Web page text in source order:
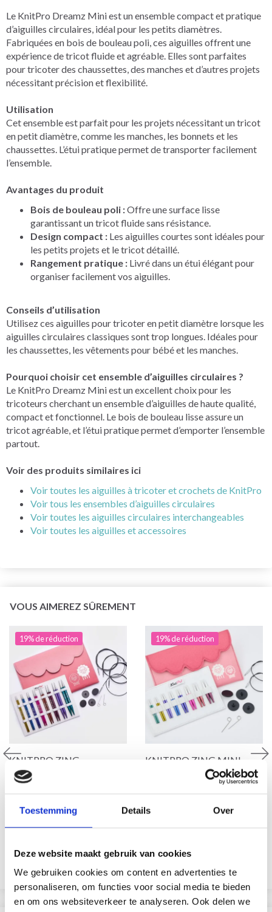
Toestemming Details Over
Deze website maakt gebruik van cookies
We gebruiken cookies om content en advertenties te
personaliseren, om functies voor social media te bieden
en om ons websiteverkeer te analyseren. Ook delen we
Le KnitPro Dreamz Mini est un ensemble compact et pratique
d’aiguilles circulaires, idéal pour les petits diamètres.
Fabriquées en bois de bouleau poli, ces aiguilles offrent une
expérience de tricot fluide et agréable. Elles sont parfaites
pour tricoter des chaussettes, des manches et d’autres projets
nécessitant précision et flexibilité.
Utilisation
Cet ensemble est parfait pour les projets nécessitant un tricot
en petit diamètre, comme les manches, les bonnets et les
chaussettes. L’étui pratique permet de transporter facilement
l’ensemble.
Avantages du produit
Bois de bouleau poli :Offre une surface lisse
garantissant un tricot fluide sans résistance.
Design compact : Les aiguilles courtes sont idéales pour
les petits projets et le tricot détaillé.
Rangement pratique : Livré dans un étui élégant pour
organiser facilement vos aiguilles.
Conseils d’utilisation
Utilisez ces aiguilles pour tricoter en petit diamètre lorsque les
aiguilles circulaires classiques sont trop longues. Idéales pour
les chaussettes, les vêtements pour bébé et les manches.
Pourquoi choisir cet ensemble d’aiguilles circulaires ?
Le KnitPro Dreamz Mini est un excellent choix pour les
tricoteurs cherchant un ensemble d’aiguilles de haute qualité,
compact et fonctionnel. Le bois de bouleau lisse assure un
tricot agréable, et l’étui pratique permet d’emporter l’ensemble
partout.
Voir des produits similaires ici
Voir toutes les aiguilles à tricoter et crochets de KnitPro
Voir tous les ensembles d’aiguilles circulaires
Voir toutes les aiguilles circulaires interchangeables
Voir toutes les aiguilles et accessoires
VOUS AIMEREZ SÛREMENT
19% de réduction
KNITPRO ZING
ENSEMBLE D'AIGUILLES
CIRCULAIRES
DELUXE
EUR 47.20EUR 58.99
L'offre expire le 08/09/2026
Ajouter au panier
19% de réduction
KNITPRO ZING MINI
ENSEMBLE D'AIGUILLES
CM
EUR 56.65EUR 70.80
L'offre expire le 08/09/2026
Ajouter au panier